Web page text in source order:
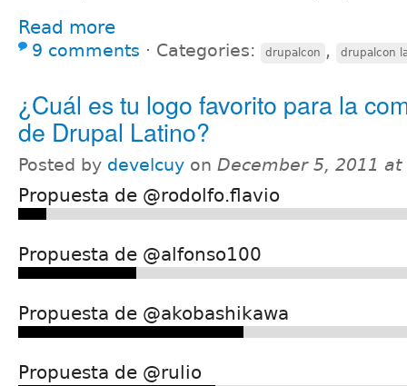
Read more
9 comments ⋅ Categories: drupalcon , drupalcon
¿Cuál es tu logo favorito para la
de Drupal Latino?
Posted by develcuy on December 5, 2011 at
Propuesta de @rodolfo.flavio
Propuesta de @alfonso100
Propuesta de @akobashikawa
Propuesta de @rulio